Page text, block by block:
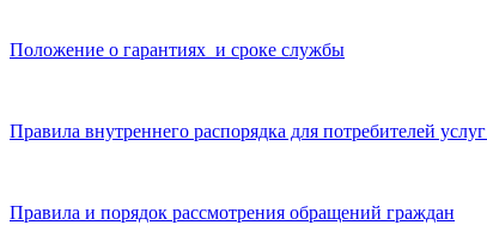
Положение о гарантиях и сроке службы
Правила внутреннего распорядка для потребителей услуг
Правила и порядок рассмотрения обращений граждан